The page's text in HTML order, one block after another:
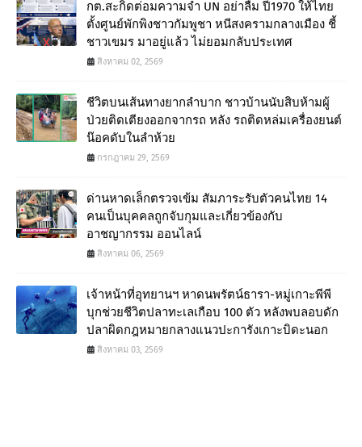
กต.สะกิดต่อมความจำ UN อย่าลืม ปี1970 ให้ไทย
ตั้งศูนย์พักพิงชาวกัมพูชา หนีสงครามกลางเมือง ชี้
ชาวเขมร มาอยู่แล้ว ไม่ยอมกลับประเทศ
สิงหาคม 02, 2569
ชีวิตบนเส้นทางยากลำบาก ชาวบ้านนับสิบห้ามผู้
ป่วยติดเตียงออกจากรถ หลัง รถติดหล่มเครื่องยนต์
น๊อคดับในลำห้วย
กรกฎาคม 29, 2569
ด่านหาดเล็กตรวจเข้ม สัมภาระรับตัวคนไทย 14
คนเป็นบุคคลถูกจับกุมและเกี่ยวข้องกับ
อาชญากรรม ออนไลน์
สิงหาคม 06, 2569
เจ้าหน้าที่อุทยานฯ หาดนพรัตน์ธารา-หมู่เกาะพีพี
บุกช่วยชีวิตปลาทะเลเกือบ 100 ตัว หลังพบลอบดัก
ปลาผิดกฎหมายกลางแนวปะการังเกาะบิดะนอก
สิงหาคม 03, 2569